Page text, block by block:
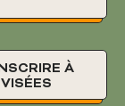
À
VISÉES